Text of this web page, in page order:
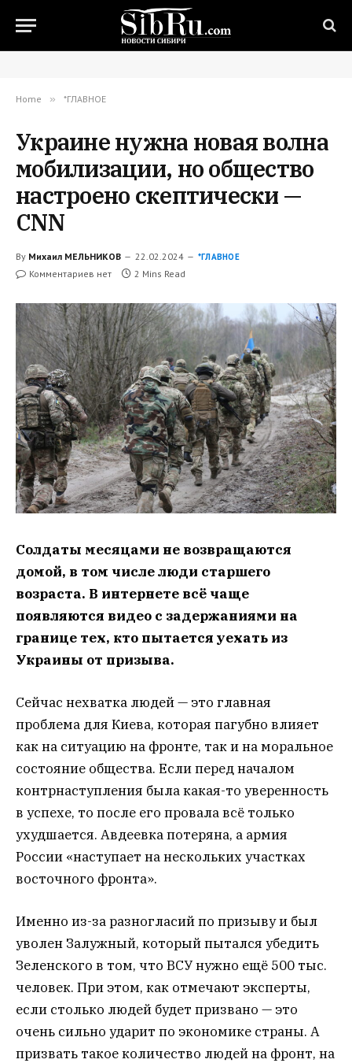
Home » *ГЛАВНОЕ
Украине нужна новая волна
мобилизации, но общество
настроено скептически —
CNN
By Михаил МЕЛЬНИКОВ 22.02.2024 *ГЛАВНОЕ
Комментариев нет 2 Mins Read
Солдаты месяцами не возвращаются
домой, в том числе люди старшего
возраста. В интернете всё чаще
появляются видео с задержаниями на
границе тех, кто пытается уехать из
Украины от призыва.
Сейчас нехватка людей — это главная
проблема для Киева, которая пагубно влияет
как на ситуацию на фронте, так и на моральное
состояние общества. Если перед началом
контрнаступления была какая-то уверенность
в успехе, то после его провала всё только
ухудшается. Авдеевка потеряна, а армия
России «наступает на нескольких участках
восточного фронта».
Именно из-за разногласий по призыву и был
уволен Залужный, который пытался убедить
Зеленского в том, что ВСУ нужно ещё 500 тыс.
человек. При этом, как отмечают эксперты,
если столько людей будет призвано — это
очень сильно ударит по экономике страны. А
призвать такое количество людей на фронт, на